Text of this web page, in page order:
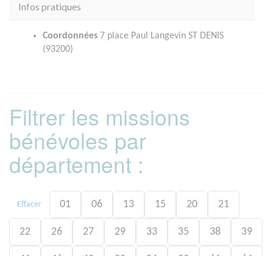
Infos pratiques
Coordonnées 7 place Paul Langevin ST DENIS
(93200)
Filtrer les missions
bénévoles par
département :
Effacer 01 06 13 15 20 21
22 26 27 29 33 35 38 39